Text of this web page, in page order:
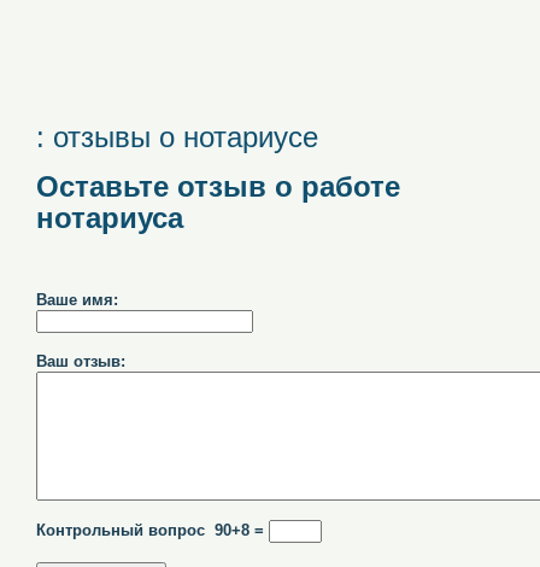
: отзывы о нотариусе
Оставьте отзыв о работе
нотариуса
Ваше имя:
Ваш отзыв:
Контрольный вопрос 90+8 =